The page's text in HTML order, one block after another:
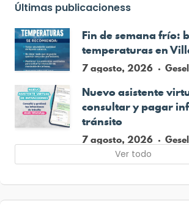
Últimas publicacioness
Fin de semana frío:
temperaturas en
7 agosto, 2026
Nuevo asistente
consultar y pagar
tránsito
7 agosto, 2026
Ver todo